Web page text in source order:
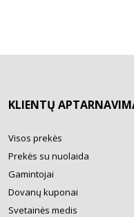
KLIENTŲ
Visos prekės
Prekės su nuolaida
Gamintojai
Dovanų kuponai
Svetainės medis